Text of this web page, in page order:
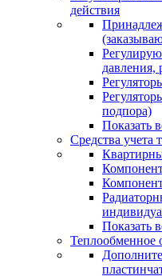
действия
давления,
подпора)
Показать
Средства учета
Показать
Теплообменное